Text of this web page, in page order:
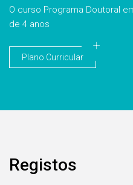
O curso Programa Doutoral
de 4 anos
Plano Curricular
Registos